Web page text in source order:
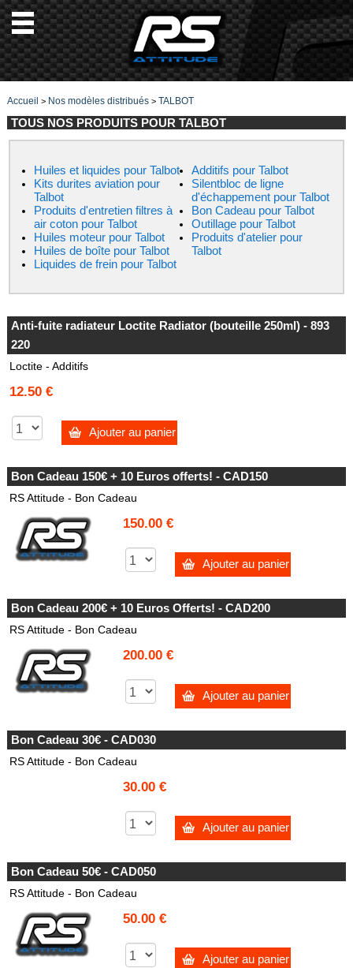
Accueil > Nos modèles distribués> TALBOT
TOUS NOS PRODUITS POUR TALBOT
Huiles et liquides pour Talbot
Kits durites aviation pour
Talbot
Produits d'entretien filtres à
air coton pour Talbot
Huiles moteur pour Talbot
Huiles de boîte pour Talbot
Liquides de frein pour Talbot
Additifs pour Talbot
Silentbloc de ligne
d'échappement pour Talbot
Bon Cadeau pour Talbot
Outillage pour Talbot
Produits d'atelier pour
Talbot
Anti-fuite radiateur Loctite Radiator (bouteille 250ml) - 893
220
Loctite - Additifs
12.50 €
Ajouter au panier
Bon Cadeau 150€ + 10 Euros offerts! - CAD150
RS Attitude - Bon Cadeau
150.00 €
Ajouter au panier
Bon Cadeau 200€ + 10 Euros Offerts! - CAD200
RS Attitude - Bon Cadeau
200.00 €
Ajouter au panier
Bon Cadeau 30€ - CAD030
RS Attitude - Bon Cadeau
30.00 €
Ajouter au panier
Bon Cadeau 50€ - CAD050
RS Attitude - Bon Cadeau
50.00 €
Ajouter au panier